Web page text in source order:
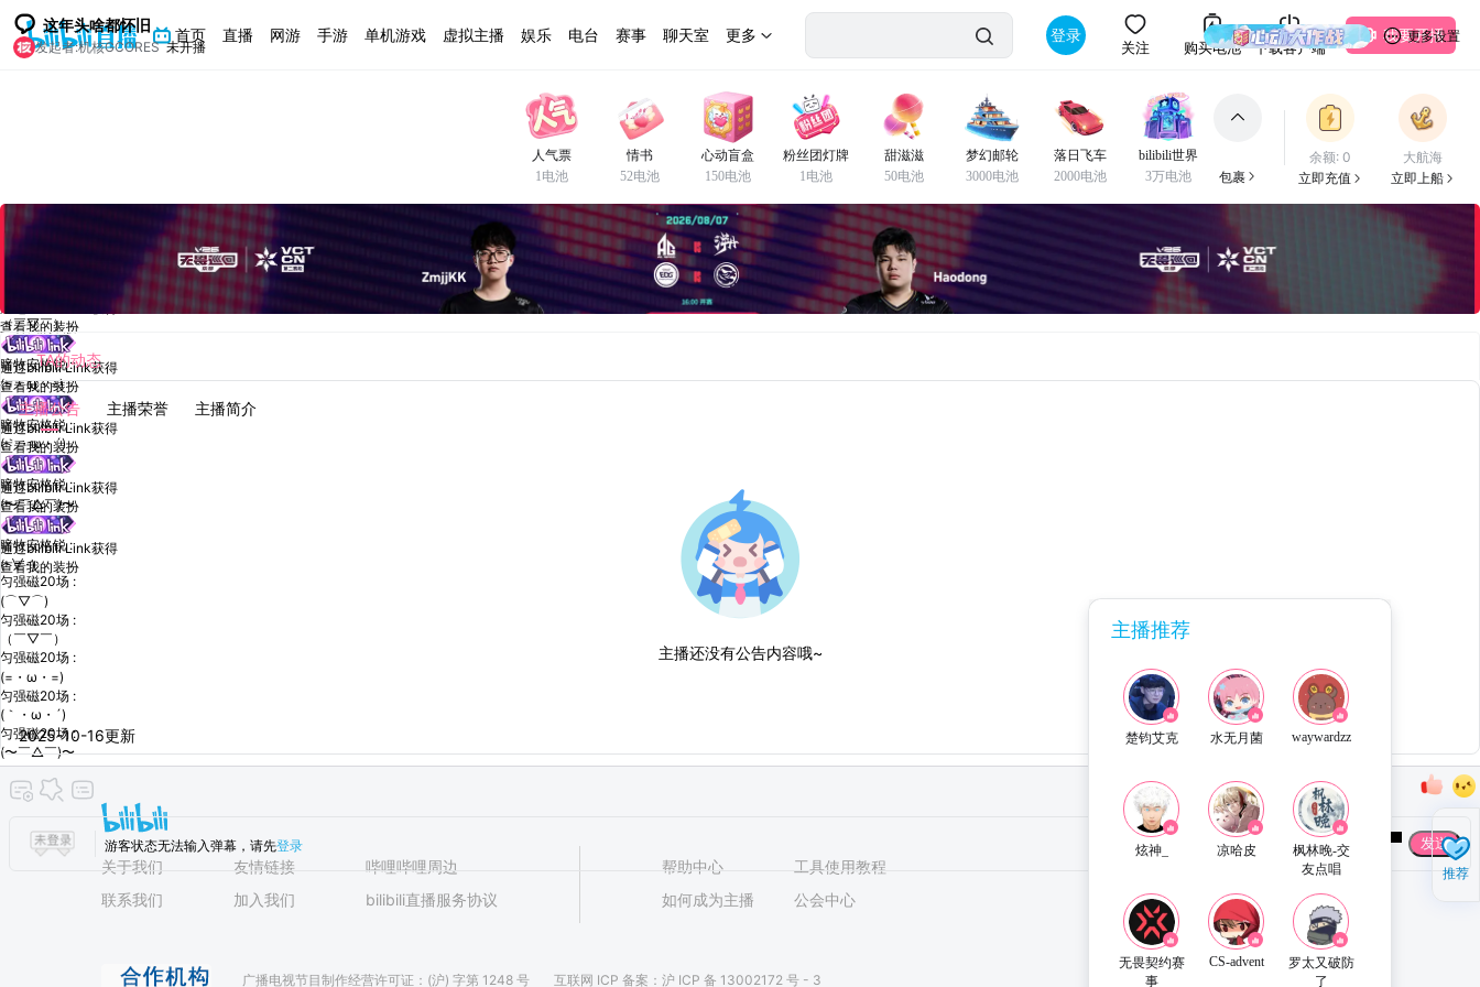
首页 直播 网游 手游 单机游戏 虚拟主播 娱乐 电台 赛事 聊天室 更多 登录
关注 购买电池 下载客户端
我要开播
这年头啥都怀旧
发起者:机核GCORES 未开播
更多设置
人气票
1电池
情书
52电池
心动盲盒
150电池
粉丝团灯牌
1电池
甜滋滋
50电池
梦幻邮轮
3000电池
落日飞车
2000电池
bilibili世界
3万电池
包裹
余额: 0
立即充值
大航海
立即上船
房间观众(5)
系统提示：哔哩哔哩直播内容及互动评论须严格遵守直播规范，严禁传播违法违规、低俗血暴、吸烟酗酒、造谣诈骗等不良有害信息。如有违规，平台将进行封禁直至永久封停账号哦！注意理性打赏，未成年不提倡大额打赏。请勿轻信平台上各类广告信
通过bilibili Link获得
查看我的装扮
（￣▽￣）
通过bilibili Link获得
查看我的装扮
暗牧安格锐 :
(=・ω・=)
通过bilibili Link获得
查看我的装扮
暗牧安格锐 :
(｀・ω・´)
通过bilibili Link获得
查看我的装扮
暗牧安格锐 :
(〜￣△￣)〜
通过bilibili Link获得
查看我的装扮
暗牧安格锐 :
(･∀･)
匀强磁20场 :
(⌒▽⌒)
匀强磁20场 :
（￣▽￣）
匀强磁20场 :
(=・ω・=)
匀强磁20场 :
(｀・ω・´)
匀强磁20场 :
(〜￣△￣)〜
游客状态无法输入弹幕，请先登录 发送
TA的动态
主播公告 主播荣誉 主播简介
主播还没有公告内容哦~
2025-10-16更新
推荐
主播推荐
楚钧艾克 水无月菌 waywardzz
炫神_ 凉哈皮
枫林晚-交
友点唱
无畏契约赛
事
CS-advent
罗太又破防
了
关于我们 友情链接
哔哩哔哩周边
联系我们
加入我们 bilibili直播服务协议
帮助中心
工具使用教程
如何成为主播
公会中心
广播电视节目制作经营许可证：(沪) 字第 1248 号 互联网 ICP 备案：沪 ICP 备 13002172 号 - 3